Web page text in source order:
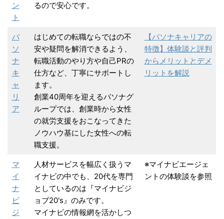
ン
ト
るので安心です。
パ
ソ
ナ
キ
ャ
リ
ア
はじめての転職ならではの不
安や疑問を解消できるよう、
転職活動のやり方や自己PRの
仕方など、丁寧にサポートし
ます。
創業40周年を迎えるパソナグ
ループでは、創業時から女性
の就労支援をおこなってきた
ノウハウ基にした女性への転
職支援。
【パソナキャリアの
特徴】体験談と評判
からメリットとデメ
リットを解説
マ
イ
ナ
ビ
ジ
人材サービスを幅広く扱うマ
イナビの中でも、20代を専門
としているのは『マイナビジ
ョブ20's』のみです。
マイナビの情報網を活かしつ
※マイナビエージェ
ントの体験談を参照